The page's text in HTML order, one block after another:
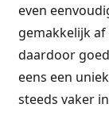
even
gemakkelijk
daardoor
eens een
steeds vaker